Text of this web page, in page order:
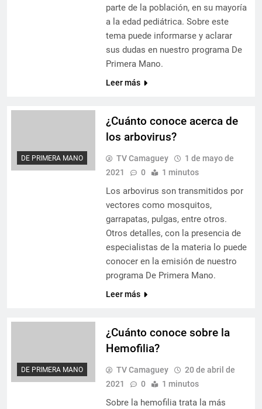
parte de la población, en su mayoría
a la edad pediátrica. Sobre este
tema puede informarse y aclarar
sus dudas en nuestro programa De
Primera Mano.
Leer más
DE PRIMERA MANO
¿Cuánto conoce acerca de
los arbovirus?
TV Camaguey
1 de mayo de
2021
0 1 minutos
Los arbovirus son transmitidos por
vectores como mosquitos,
garrapatas, pulgas, entre otros.
Otros detalles, con la presencia de
especialistas de la materia lo puede
conocer en la emisión de nuestro
programa De Primera Mano.
Leer más
DE PRIMERA MANO
¿Cuánto conoce sobre la
Hemofilia?
TV Camaguey
20 de abril de
2021
0 1 minutos
Sobre la hemofilia trata la más